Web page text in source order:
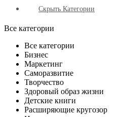
Скрыть Категории
Все категории
Все категории
Бизнес
Маркетинг
Саморазвитие
Творчество
Здоровый образ жизни
Детские книги
Расширяющие кругозор